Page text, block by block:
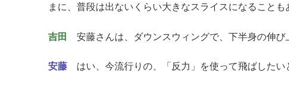
まに、普段は出ないくらい大きなスライスになることも
吉田 安藤さんは、ダウンスウィングで、下半身の伸び
安藤 はい、今流行りの、「反力」を使って飛ばしたい